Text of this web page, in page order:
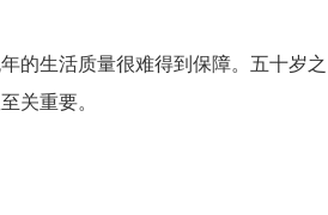
的生活质量很难得到保障。五十岁之
关重要。